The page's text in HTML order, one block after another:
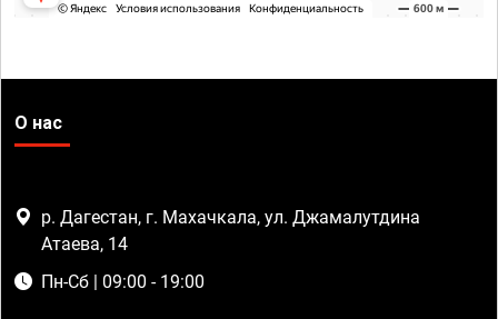
О нас
р. Дагестан, г. Махачкала, ул. Джамалутдина
Атаева, 14
Пн-Сб | 09:00 - 19:00